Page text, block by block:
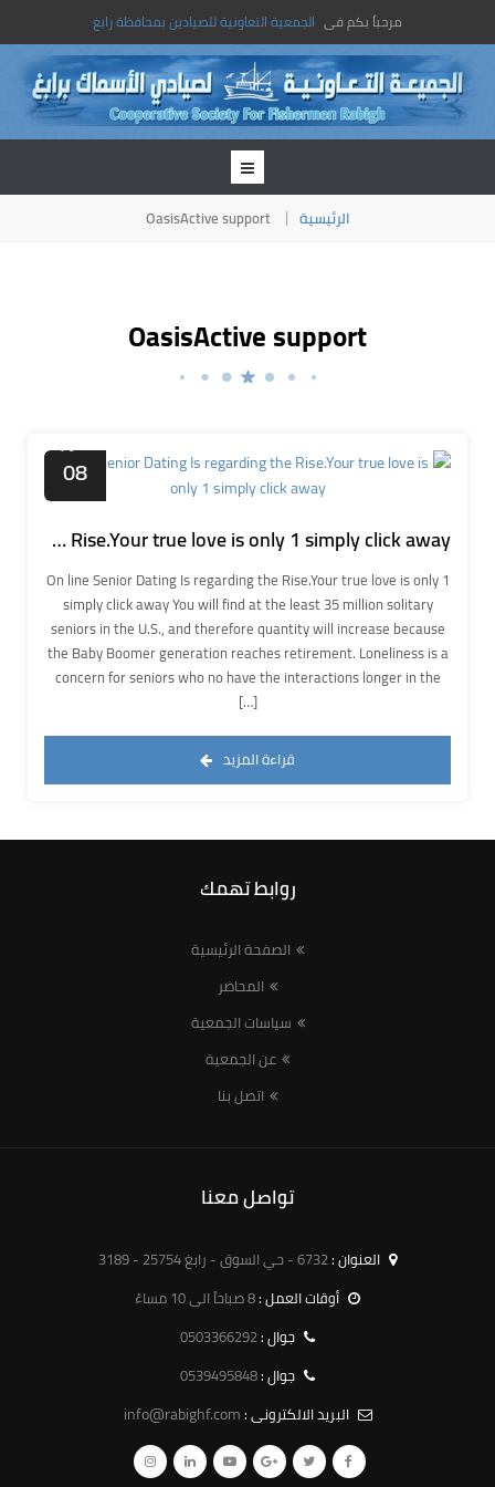
مرحباً بكم فى الجمعية التعاونية للصيادين بمحافظة رابغ
الرئيسية OasisActive support
OasisActive support
08
On line Senior Dating Is regarding the Rise.Your true love is only 1 simply click away
On line Senior Dating Is regarding the Rise.Your true love is only 1
simply click away You will find at the least 35 million solitary
seniors in the U.S., and therefore quantity will increase because
the Baby Boomer generation reaches retirement. Loneliness is a
concern for seniors who no have the interactions longer in the
[…]
قراءة المزيد
روابط تهمك
الصفحة الرئيسية
المحاضر
سياسات الجمعية
عن الجمعية
اتصل بنا
تواصل معنا
العنوان :6732 - حي السوق - رابغ 25754 - 3189
أوقات العمل :8 صباحاً الى 10 مساءً
جوال :0503366292
جوال :0539495848
البريد الالكترونى :info@rabighf.com